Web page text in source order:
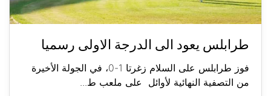
طرابلس يعود الى الدرجة الاولى رسميا
فوز طرابلس على السلام زغرتا 1-0، في الجولة الأخيرة
من التصفية النهائية لأوائل على ملعب ط...